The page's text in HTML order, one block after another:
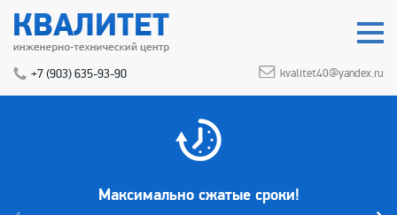
+7 (903) 635-93-90 kvalitet40@yandex.ru
Максимально сжатые сроки!